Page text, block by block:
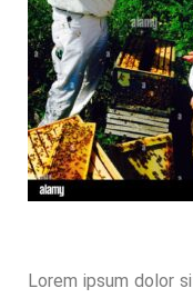
Lorem ipsum dolor